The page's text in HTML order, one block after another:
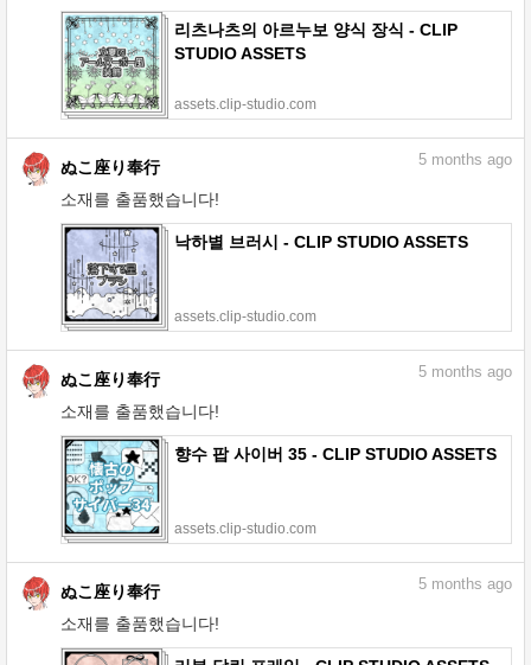
리츠나츠의 아르누보 양식 장식 - CLIP
STUDIO ASSETS
assets.clip-studio.com
ぬこ座り奉行
소재를 출품했습니다!
5 months ago
낙하별 브러시 - CLIP STUDIO ASSETS
assets.clip-studio.com
ぬこ座り奉行
소재를 출품했습니다!
5 months ago
향수 팝 사이버 35 - CLIP STUDIO ASSETS
assets.clip-studio.com
ぬこ座り奉行
소재를 출품했습니다!
5 months ago